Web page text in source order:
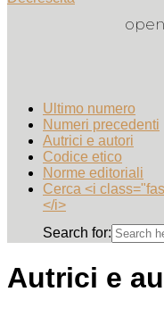
Ultimo numero
Numeri precedenti
Autrici e autori
Codice etico
Norme editoriali
Cerca <i
</i>
Search for:
Autrici e